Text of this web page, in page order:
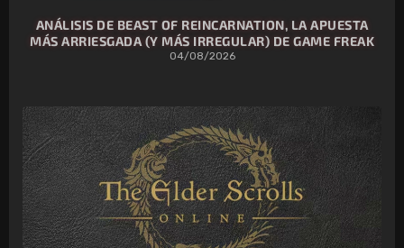
ANÁLISIS DE BEAST OF REINCARNATION, LA APUESTA
MÁS ARRIESGADA (Y MÁS IRREGULAR) DE GAME FREAK
04/08/2026